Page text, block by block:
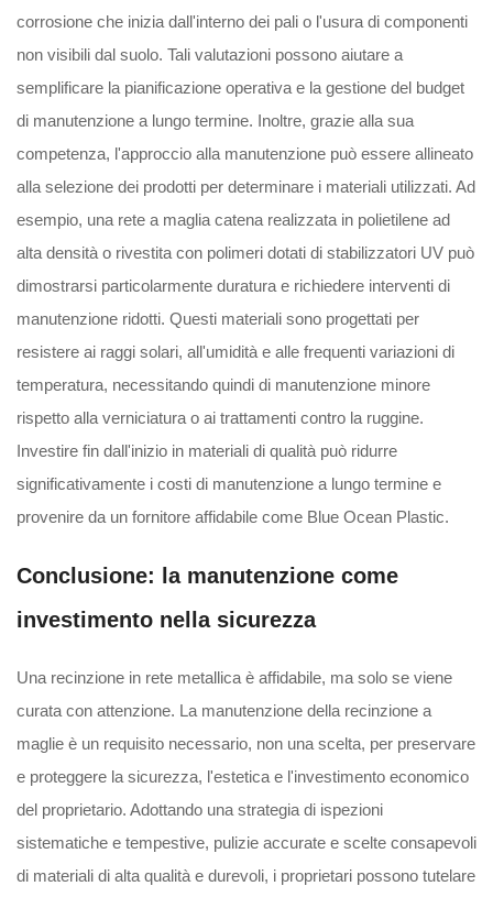
corrosione che inizia dall'interno dei pali o l'usura di componenti
non visibili dal suolo. Tali valutazioni possono aiutare a
semplificare la pianificazione operativa e la gestione del budget
di manutenzione a lungo termine. Inoltre, grazie alla sua
competenza, l'approccio alla manutenzione può essere allineato
alla selezione dei prodotti per determinare i materiali utilizzati. Ad
esempio, una rete a maglia catena realizzata in polietilene ad
alta densità o rivestita con polimeri dotati di stabilizzatori UV può
dimostrarsi particolarmente duratura e richiedere interventi di
manutenzione ridotti. Questi materiali sono progettati per
resistere ai raggi solari, all'umidità e alle frequenti variazioni di
temperatura, necessitando quindi di manutenzione minore
rispetto alla verniciatura o ai trattamenti contro la ruggine.
Investire fin dall'inizio in materiali di qualità può ridurre
significativamente i costi di manutenzione a lungo termine e
provenire da un fornitore affidabile come Blue Ocean Plastic.
Conclusione: la manutenzione come
investimento nella sicurezza
Una recinzione in rete metallica è affidabile, ma solo se viene
curata con attenzione. La manutenzione della recinzione a
maglie è un requisito necessario, non una scelta, per preservare
e proteggere la sicurezza, l'estetica e l'investimento economico
del proprietario. Adottando una strategia di ispezioni
sistematiche e tempestive, pulizie accurate e scelte consapevoli
di materiali di alta qualità e durevoli, i proprietari possono tutelare